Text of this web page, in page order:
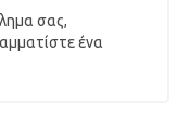
σας,
ένα